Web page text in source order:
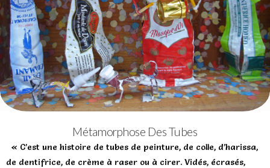
Métamorphose Des Tubes
« C’est une histoire de tubes de peinture, de colle, d’harissa,
de dentifrice, de crème à raser ou à cirer. Vidés, écrasés,